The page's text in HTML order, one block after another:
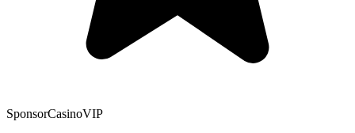
SponsorCasinoVIP